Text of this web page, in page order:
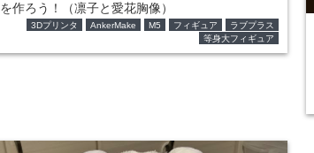
を作ろう！（凛子と愛花胸像）
3Dプリンタ AnkerMake M5 フィギュア
ラブプラス
等身大フィギュア